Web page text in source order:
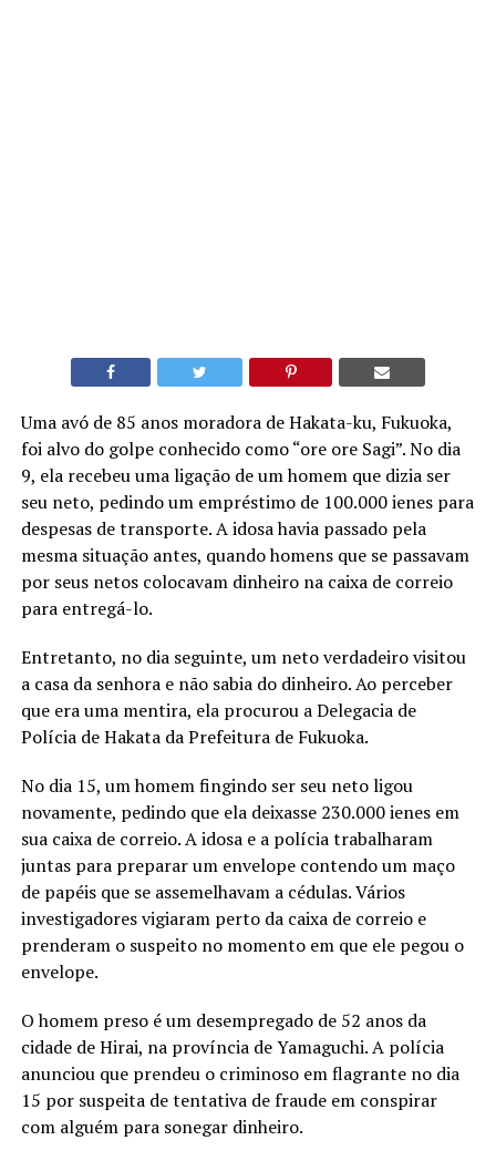
Uma avó de 85 anos moradora de Hakata-ku, Fukuoka,
foi alvo do golpe conhecido como “ore ore Sagi”. No dia
9, ela recebeu uma ligação de um homem que dizia ser
seu neto, pedindo um empréstimo de 100.000 ienes para
despesas de transporte. A idosa havia passado pela
mesma situação antes, quando homens que se passavam
por seus netos colocavam dinheiro na caixa de correio
para entregá-lo.
Entretanto, no dia seguinte, um neto verdadeiro visitou
a casa da senhora e não sabia do dinheiro. Ao perceber
que era uma mentira, ela procurou a Delegacia de
Polícia de Hakata da Prefeitura de Fukuoka.
No dia 15, um homem fingindo ser seu neto ligou
novamente, pedindo que ela deixasse 230.000 ienes em
sua caixa de correio. A idosa e a polícia trabalharam
juntas para preparar um envelope contendo um maço
de papéis que se assemelhavam a cédulas. Vários
investigadores vigiaram perto da caixa de correio e
prenderam o suspeito no momento em que ele pegou o
envelope.
O homem preso é um desempregado de 52 anos da
cidade de Hirai, na província de Yamaguchi. A polícia
anunciou que prendeu o criminoso em flagrante no dia
15 por suspeita de tentativa de fraude em conspirar
com alguém para sonegar dinheiro.